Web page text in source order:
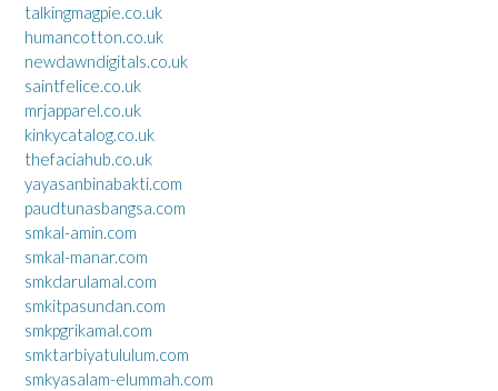
talkingmagpie.co.uk
humancotton.co.uk
newdawndigitals.co.uk
saintfelice.co.uk
mrjapparel.co.uk
kinkycatalog.co.uk
thefaciahub.co.uk
yayasanbinabakti.com
paudtunasbangsa.com
smkal-amin.com
smkal-manar.com
smkdarulamal.com
smkitpasundan.com
smkpgrikamal.com
smktarbiyatululum.com
smkyasalam-elummah.com